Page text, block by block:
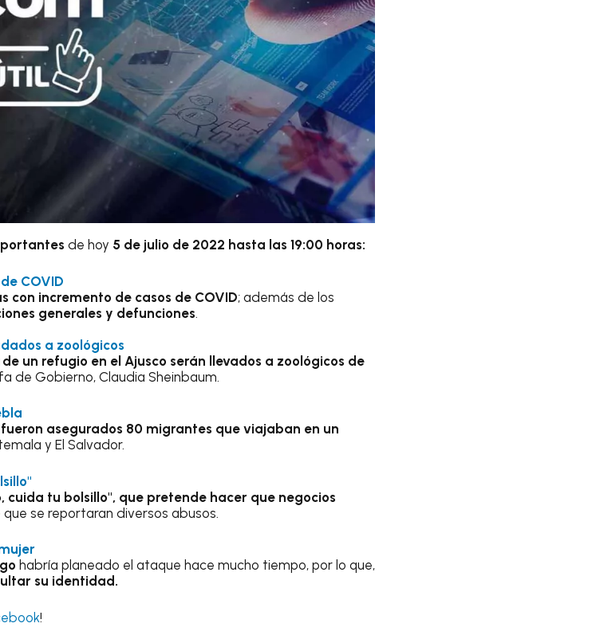
de hoy 5 de julio de 2022 hasta las 19:00 horas:
COVID
con incremento de casos de COVID; además de los
generales y defunciones.
a zoológicos
un refugio en el Ajusco serán llevados a zoológicos de
de Gobierno, Claudia Sheinbaum.
asegurados 80 migrantes que viajaban en un
y El Salvador.
tu bolsillo", que pretende hacer que negocios
que se reportaran diversos abusos.
habría planeado el ataque hace mucho tiempo, por lo que,
su identidad.
!